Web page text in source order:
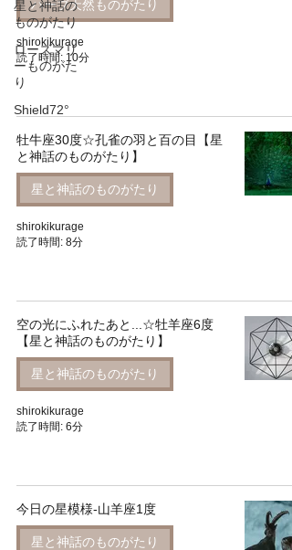
星と神話の
ものがたり
ローズマリ
ーものがた
り
Shield72°
ハーブ天然ものがたり
shirokikurage
読了時間: 10分
牡牛座30度☆孔雀の羽と百の目【星
と神話のものがたり】
星と神話のものがたり
shirokikurage
読了時間: 8分
空の光にふれたあと...☆牡羊座6度
【星と神話のものがたり】
星と神話のものがたり
shirokikurage
読了時間: 6分
今日の星模様-山羊座1度
星と神話のものがたり